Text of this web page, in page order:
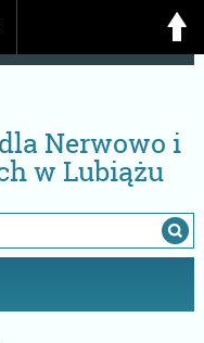
Nerwowo i
w Lubiążu